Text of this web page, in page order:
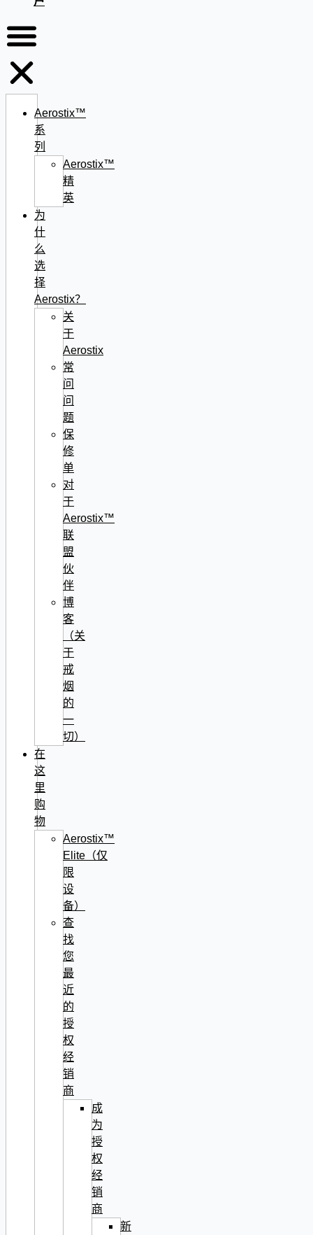
Aerostix™
系
列
Aerostix™
精
英
为
什
么
选
择
Aerostix？
关
于
Aerostix
常
问
问
题
保
修
单
对
于
Aerostix™
联
盟
伙
伴
博
客
（关
于
戒
烟
的
一
切）
在
这
里
购
物
Aerostix™
Elite（仅
限
设
备）
查
找
您
最
近
的
授
权
经
销
商
成
为
授
权
经
销
商
新